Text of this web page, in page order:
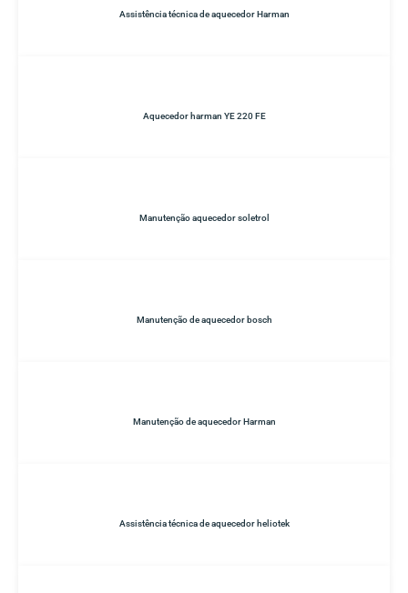
Assistência técnica de aquecedor Harman
Aquecedor harman YE 220 FE
Manutenção aquecedor soletrol
Manutenção de aquecedor bosch
Manutenção de aquecedor Harman
Assistência técnica de aquecedor heliotek